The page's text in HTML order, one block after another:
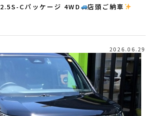
2.5S-Cパッケージ 4WD
店頭ご納車
2026.06.29